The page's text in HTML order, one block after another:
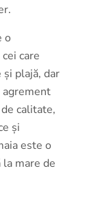
o
care
și plajă, dar
agrement
calitate,
și
este o
mare de